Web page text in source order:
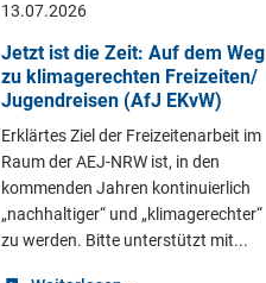
13.07.2026
Jetzt ist die Zeit: Auf dem Weg
zu klimagerechten Freizeiten/
Jugendreisen (AfJ EKvW)
Erklärtes Ziel der Freizeitenarbeit im
Raum der AEJ-NRW ist, in den
kommenden Jahren kontinuierlich
„nachhaltiger“ und „klimagerechter“
zu werden. Bitte unterstützt mit...